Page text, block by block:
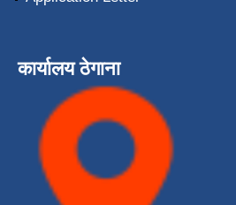
कार्यालय ठेगाना